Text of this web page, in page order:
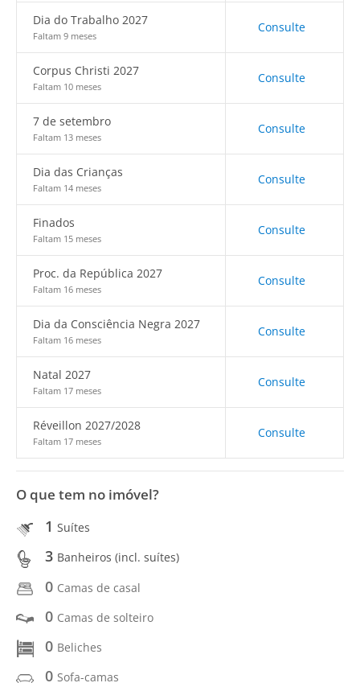
Dia do Trabalho 2027
Faltam 9 meses
Consulte
Corpus Christi 2027
Faltam 10 meses
Consulte
7 de setembro
Faltam 13 meses
Consulte
Dia das Crianças
Faltam 14 meses
Consulte
Finados
Faltam 15 meses
Consulte
Proc. da República 2027
Faltam 16 meses
Consulte
Dia da Consciência Negra 2027
Faltam 16 meses
Consulte
Natal 2027
Faltam 17 meses
Consulte
Réveillon 2027/2028
Faltam 17 meses
Consulte
O que tem no imóvel?
1 Suítes
3 Banheiros (incl. suítes)
0 Camas de casal
0 Camas de solteiro
0 Beliches
0 Sofa-camas